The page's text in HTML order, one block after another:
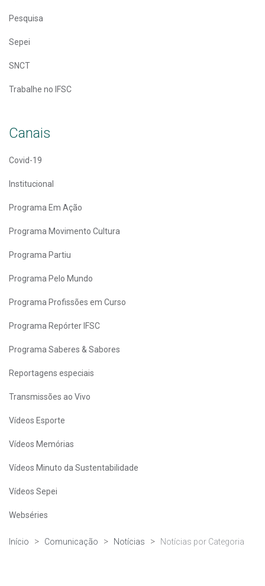
Pesquisa
Sepei
SNCT
Trabalhe no IFSC
Canais
Covid-19
Institucional
Programa Em Ação
Programa Movimento Cultura
Programa Partiu
Programa Pelo Mundo
Programa Profissões em Curso
Programa Repórter IFSC
Programa Saberes & Sabores
Reportagens especiais
Transmissões ao Vivo
Vídeos Esporte
Vídeos Memórias
Vídeos Minuto da Sustentabilidade
Vídeos Sepei
Webséries
Início Comunicação Notícias Notícias por Categoria